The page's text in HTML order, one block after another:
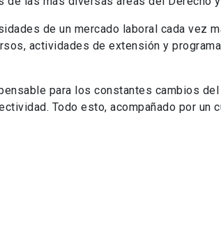
de un mercado laboral cada vez
actividades de extensión y
para los constantes cambios
Todo esto, acompañado por un